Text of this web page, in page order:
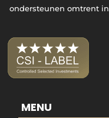
ondersteunen omtrent
MENU